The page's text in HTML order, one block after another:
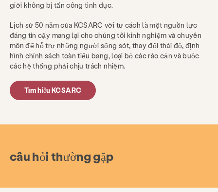
giới không bị tấn công tình dục.
Lịch sử 50 năm của KCSARC với tư cách là một nguồn lực
đáng tin cậy mang lại cho chúng tôi kinh nghiệm và chuyên
môn để hỗ trợ những người sống sót, thay đổi thái độ, định
hình chính sách toàn tiểu bang, loại bỏ các rào cản và buộc
các hệ thống phải chịu trách nhiệm.
Tìm hiểu KCSARC
câu hỏi thường gặp